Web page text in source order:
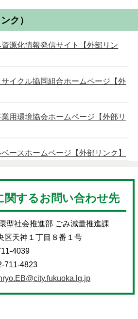
ク）
源化情報発信サイト【外部リン
イクル協同組合ホームページ【外
用環境協会ホームページ【外部リ
ースホームページ【外部リンク】
関するお問い合わせ先
型社会推進部 ごみ減量推進課
区天神１丁目８番１号
4039
711-4823